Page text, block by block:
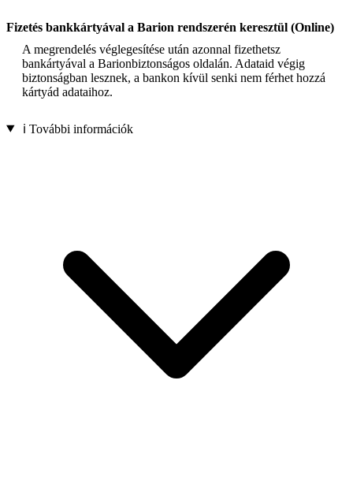
Fizetés bankkártyával a Barion rendszerén keresztül (Online)
A megrendelés véglegesítése után azonnal fizethetsz
bankártyával a Barionbiztonságos oldalán. Adataid végig
biztonságban lesznek, a bankon kívül senki nem férhet hozzá
kártyád adataihoz.
ℹ️ További információk